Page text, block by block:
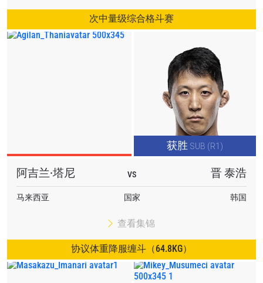
次中量级综合格斗赛
获胜 SUB (R1)
阿吉兰·塔尼 VS 晋 泰浩
马来西亚 国家 韩国
查看集锦
协议体重降服缠斗（64.8KG）